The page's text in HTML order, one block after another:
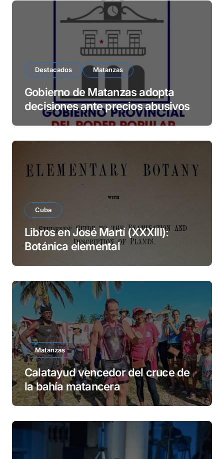
Destacados Matanzas
Gobierno de Matanzas adopta
decisiones ante precios abusivos
Cuba
Libros en José Martí (XXXIII):
Botánica elemental
Matanzas
Calatayud vencedor del cruce de
la bahía matancera